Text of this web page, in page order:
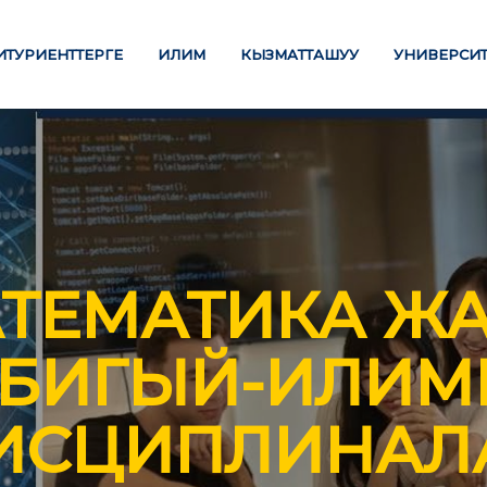
ИЛИМ КЫЗМАТТАШУУ
БЕРҮҮ
БАРАКЧАСЫ
ДЕҢГЭЭЛИҢИЗ
Стратегиялык багыттар
Изилдөөлөр
"Экономика, башкаруу,
билим берүү" Эл аралык
илимий журналы